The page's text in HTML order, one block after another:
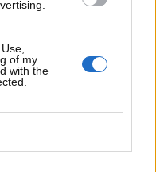
of my
with the